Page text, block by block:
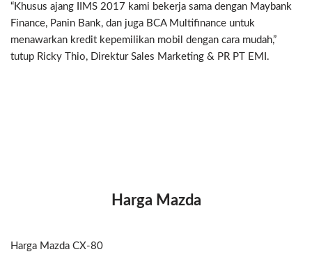
“Khusus ajang IIMS 2017 kami bekerja sama dengan Maybank
Finance, Panin Bank, dan juga BCA Multifinance untuk
menawarkan kredit kepemilikan mobil dengan cara mudah,”
tutup Ricky Thio, Direktur Sales Marketing & PR PT EMI.
Harga Mazda
Harga Mazda CX-80